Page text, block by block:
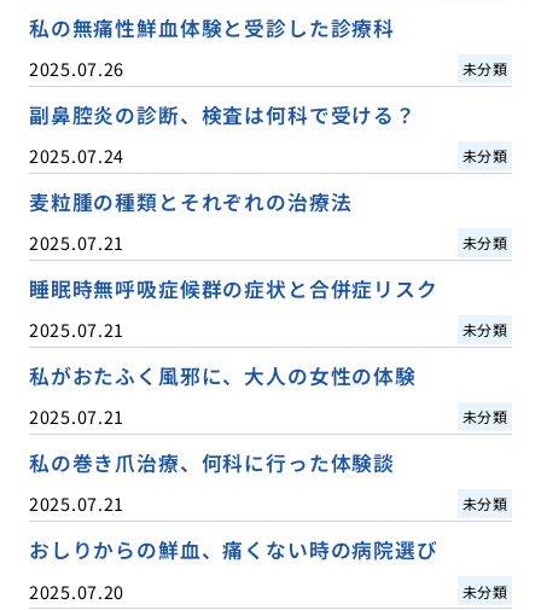
私の無痛性鮮血体験と受診した診療科
2025.07.26 未分類
副鼻腔炎の診断、検査は何科で受ける？
2025.07.24 未分類
麦粒腫の種類とそれぞれの治療法
2025.07.21 未分類
睡眠時無呼吸症候群の症状と合併症リスク
2025.07.21 未分類
私がおたふく風邪に、大人の女性の体験
2025.07.21 未分類
私の巻き爪治療、何科に行った体験談
2025.07.21 未分類
おしりからの鮮血、痛くない時の病院選び
2025.07.20 未分類